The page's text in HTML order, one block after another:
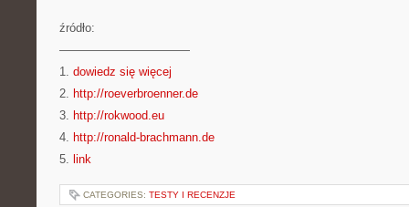
źródło:
———————————
1. dowiedz się więcej
2. http://roeverbroenner.de
3. http://rokwood.eu
4. http://ronald-brachmann.de
5. link
CATEGORIES: TESTY I RECENZJE